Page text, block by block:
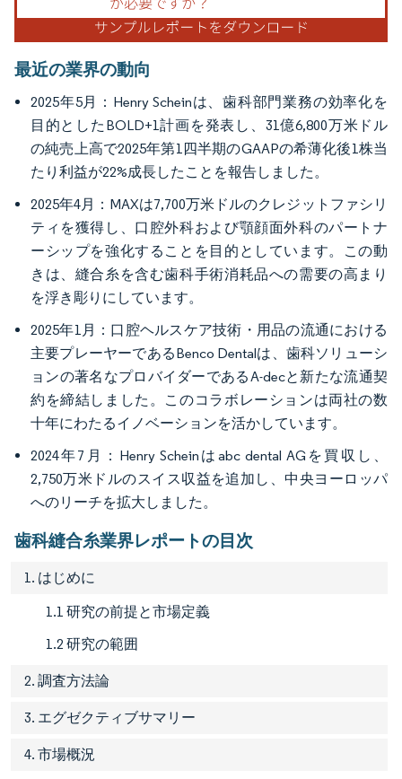
最近の業界の動向
2025年5月：Henry Scheinは、歯科部門業務の効率化を
目的としたBOLD+1計画を発表し、31億6,800万米ドル
の純売上高で2025年第1四半期のGAAPの希薄化後1株当
たり利益が22%成長したことを報告しました。
2025年4月：MAXは7,700万米ドルのクレジットファシリ
ティを獲得し、口腔外科および顎顔面外科のパートナ
ーシップを強化することを目的としています。この動
きは、縫合糸を含む歯科手術消耗品への需要の高まり
を浮き彫りにしています。
2025年1月：口腔ヘルスケア技術・用品の流通における
主要プレーヤーであるBenco Dentalは、歯科ソリューシ
ョンの著名なプロバイダーであるA-decと新たな流通契
約を締結しました。このコラボレーションは両社の数
十年にわたるイノベーションを活かしています。
2024年7月：Henry Scheinはabc dental AGを買収し、
2,750万米ドルのスイス収益を追加し、中央ヨーロッパ
へのリーチを拡大しました。
歯科縫合糸業界レポートの目次
1. はじめに
1.1 研究の前提と市場定義
1.2 研究の範囲
2. 調査方法論
3. エグゼクティブサマリー
4. 市場概況